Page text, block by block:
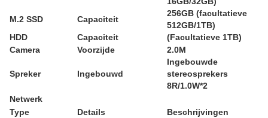
M.2 SSD
Capaciteit
256GB (facultatieve
512GB/1TB)
HDD
Capaciteit
(Facultatieve 1TB)
Camera
Voorzijde 2.0M
Spreker Ingebouwd
Ingebouwde
stereosprekers
8R/1.0W*2
Netwerk
Type
Details
Beschrijvingen